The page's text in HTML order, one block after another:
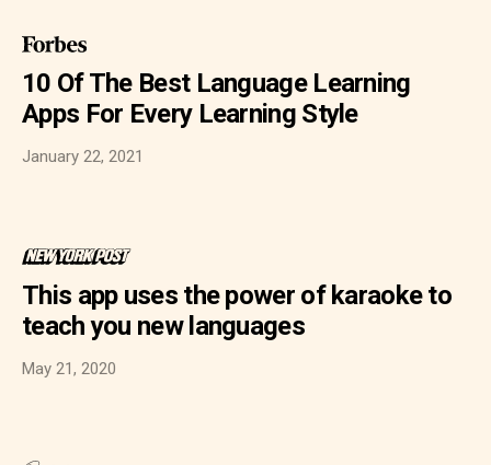
10 Of The Best Language Learning
Apps For Every Learning Style
January 22, 2021
This app uses the power of karaoke to
teach you new languages
May 21, 2020